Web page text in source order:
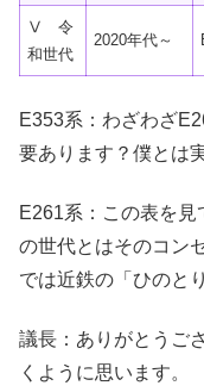
Ⅴ 令
和世代
2020年代～
E353系：わざわざ
要あります？僕とは
E261系：この表を
の世代とはそのコン
では近鉄の「ひのと
議長：ありがとうご
くように思います。